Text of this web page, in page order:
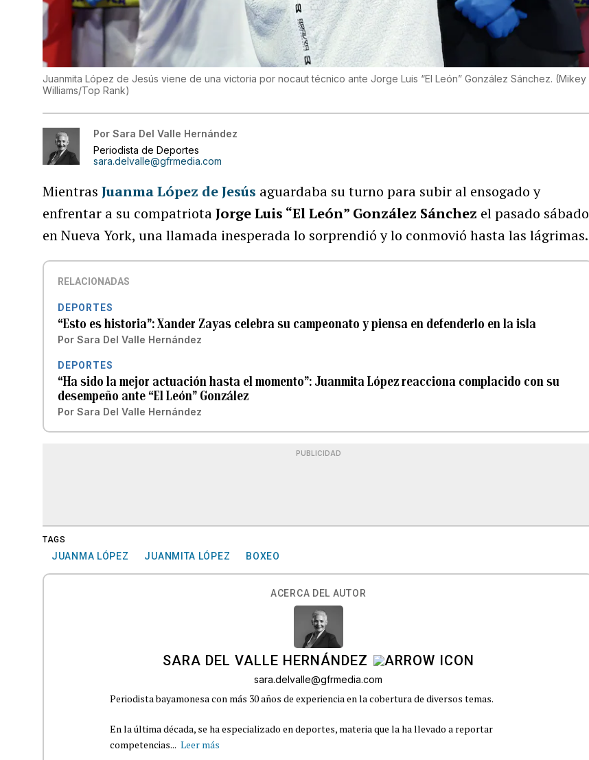
Juanmita López de Jesús viene de una victoria por nocaut técnico ante Jorge Luis “El León” González Sánchez. (Mikey
Williams/Top Rank)
Por Sara Del Valle Hernández
Periodista de Deportes
sara.delvalle@gfrmedia.com
MientrasJuanma López de Jesús aguardaba su turno para subir al ensogado y
enfrentar a su compatriotaJorge Luis “El León” González Sánchez el pasado sábado
en Nueva York, una llamada inesperada lo sorprendió y lo conmovió hasta las lágrimas.
RELACIONADAS
DEPORTES
“Esto es historia”: Xander Zayas celebra su campeonato y piensa en defenderlo en la isla
Por Sara Del Valle Hernández
DEPORTES
“Ha sido la mejor actuación hasta el momento”: Juanmita López reacciona complacido con su
desempeño ante “El León” González
Por Sara Del Valle Hernández
PUBLICIDAD
TAGS
JUANMA LÓPEZ JUANMITA LÓPEZ BOXEO
ACERCA DEL AUTOR
SARA DEL VALLE HERNÁNDEZ
sara.delvalle@gfrmedia.com
Periodista bayamonesa con más 30 años de experiencia en la cobertura de diversos temas.
En la última década, se ha especializado en deportes, materia que la ha llevado a reportar
competencias... Leer más